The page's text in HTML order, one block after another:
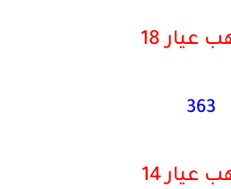
عيار 18
363
عيار 14